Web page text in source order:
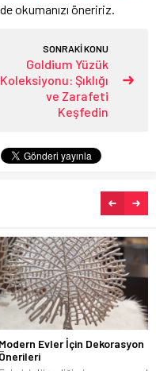
okumanızı öneririz.
SONRAKİ KONU
Goldium Yüzük
Koleksiyonu: Şıklığı
ve Zarafeti
Keşfedin
Modern Evler İçin Dekorasyon
Önerileri